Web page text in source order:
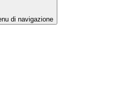
di navigazione